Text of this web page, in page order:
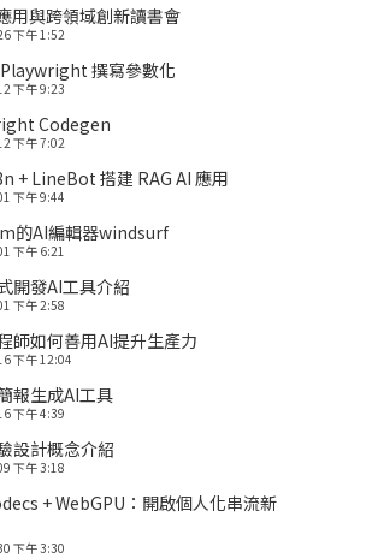
用與跨領域創新讀書會
下午 1:52
撰寫參數化
下午 9:23
Codegen
下午 7:02
+ LineBot 搭建 RAG AI 應用
下午 9:44
的AI編輯器windsurf
下午 6:21
開發AI工具介紹
下午 2:58
師如何善用AI提升生產力
下午 12:04
報生成AI工具
下午 4:39
設計概念介紹
下午 3:18
+ WebGPU：開啟個人化串流新
下午 3:30